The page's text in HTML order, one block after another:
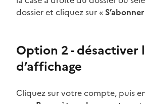
dossier et cliquez sur « S’abonner
Option 2 - désactiver
d’affichage
Cliquez sur votre compte, puis